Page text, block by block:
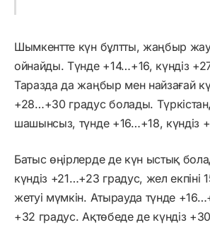
Шымкентте күн бұлтты, жаңбыр
ойнайды. Түнде +14…+16, күндіз
Таразда да жаңбыр мен найзағай
+28…+30 градус болады.
шашынсыз, түнде +16…+18, күндіз
Батыс өңірлерде де күн ыстық
күндіз +21…+23 градус, жел екпіні
жетуі мүмкін. Атырауда түнде
+32 градус. Ақтөбеде де күндіз